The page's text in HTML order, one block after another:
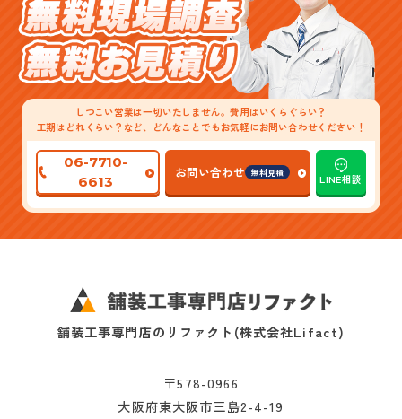
しつこい営業は一切いたしません。費用はいくらぐらい？
工期はどれくらい？など、どんなことでもお気軽にお問い合わせください！
06-7710-
6613
お問い合わせ 無料見積 LINE相談
舗装工事専門店のリファクト(株式会社Lifact)
〒578-0966
大阪府東大阪市三島2-4-19